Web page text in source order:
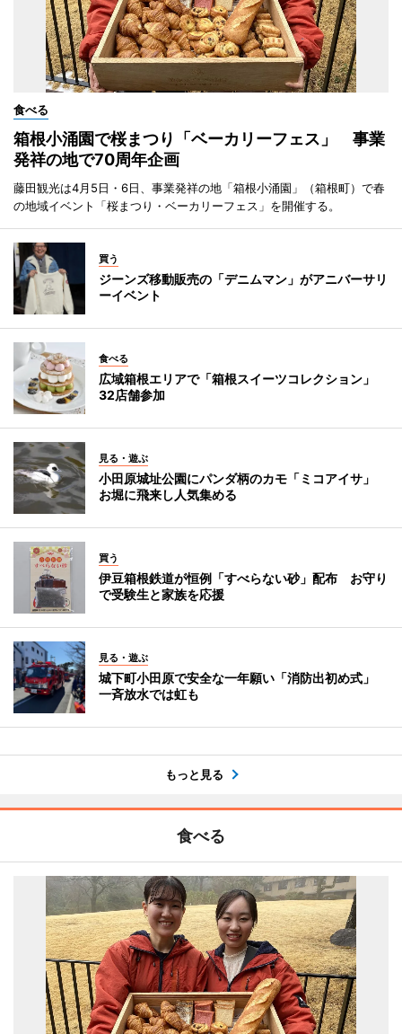
食べる
箱根小涌園で桜まつり「ベーカリーフェス」 事業
発祥の地で70周年企画
藤田観光は4月5日・6日、事業発祥の地「箱根小涌園」（箱根町）で春
の地域イベント「桜まつり・ベーカリーフェス」を開催する。
買う
ジーンズ移動販売の「デニムマン」がアニバーサリ
ーイベント
食べる
広域箱根エリアで「箱根スイーツコレクション」
32店舗参加
見る・遊ぶ
小田原城址公園にパンダ柄のカモ「ミコアイサ」
お堀に飛来し人気集める
買う
伊豆箱根鉄道が恒例「すべらない砂」配布 お守り
で受験生と家族を応援
見る・遊ぶ
城下町小田原で安全な一年願い「消防出初め式」
一斉放水では虹も
もっと見る
食べる